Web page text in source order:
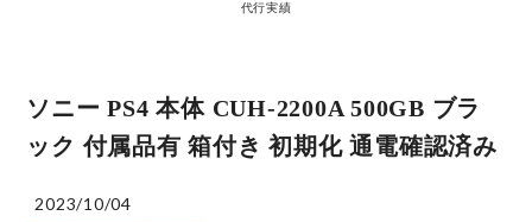
代行実績
ソニー PS4 本体 CUH-2200A 500GB ブラ
ック 付属品有 箱付き 初期化 通電確認済み
2023/10/04